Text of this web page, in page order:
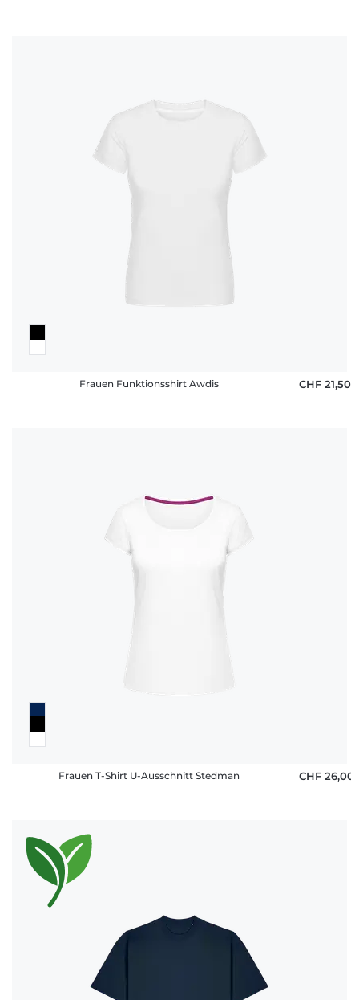
Frauen Funktionsshirt Awdis CHF 21,50
Frauen T-Shirt U-Ausschnitt Stedman CHF 26,00